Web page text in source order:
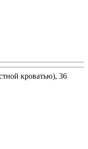
кроватью), 36